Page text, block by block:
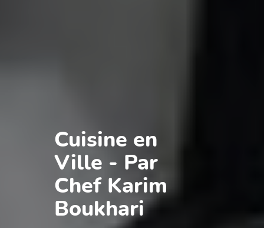
Cuisine en
Ville - Par
Chef Karim
Boukhari